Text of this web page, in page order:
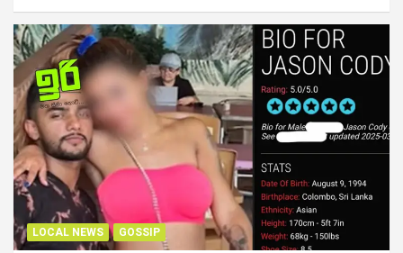
LOCAL NEWS GOSSIP